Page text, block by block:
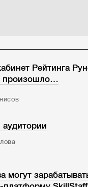
Рейтинга
произошло…
могут